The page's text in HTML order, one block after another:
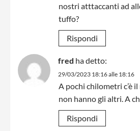
nostri atttaccanti ad
tuffo?
Rispondi
fred ha detto:
29/03/2023 18:16 alle 18:16
A pochi chilometri c’è
non hanno gli altri. A
Rispondi